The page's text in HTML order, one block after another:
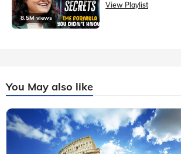
8.5M views
View Playlist
You May also like